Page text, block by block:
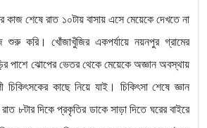
কাজ শেষে রাত ১০টায় বাসায় এসে মেয়েকে দেখতে না
করি। খোঁজাখুঁজির একপর্যায়ে নয়নপুর গ্রামের
পাশে ঝোপের ভেতর থেকে মেয়েকে অজ্ঞান অবস্থায়
কাছে নিয়ে যাই। চিকিৎসা শেষে জ্ঞান
৮টার দিকে প্রকৃতির ডাকে সাড়া দিতে ঘরের বাইরে